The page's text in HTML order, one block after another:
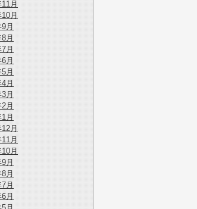
月
月
月
月
月
月
月
月
月
月
月
月
月
月
月
月
月
月